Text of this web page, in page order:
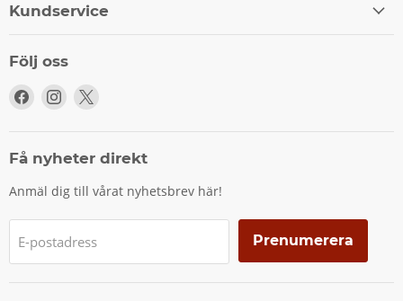
Kundservice
Följ oss
Följ
Facebook
Följ
Instagram
X
Få nyheter direkt
Anmäl dig till vårat nyhetsbrev här!
E-postadress Prenumerera